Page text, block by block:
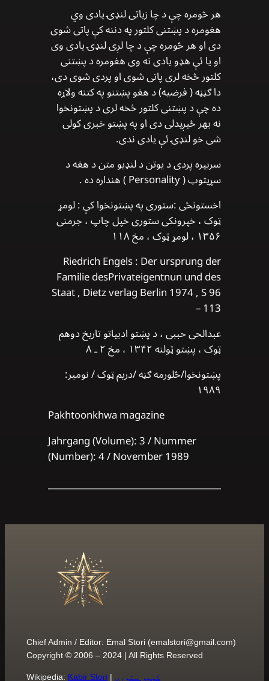
هر څومره چې د چا زیاتی لنډۍ یادی وي
هغومره د پښتنی کلتور په دننه کې پاتی شوی
دی او هر څومره چې د چا لږی لنډۍ یادی وی
او یا ئې هډو یادی نه وی هغومره د پښتنی
کلتور څخه لری پاتی شوی او پردی شوی دی،
دا ګڼڼه ( فرضیه) د هغو پښتنو په کتنه ولاړه
ده چې د پښتنی کلتور څخه لری د پښتونخوا
نه بهر ځیږیدلی دی او په پښتو خبری کولی
شی خو لنډۍ ئې یادی ندی.
سربیره پردی د یوتن د لنډیو متن د هغه د
سړیتوب ( Personality ) هنداره ده .
اخستونځی :ستوری په پښتونخوا کې : لومړ
ټوک ، خپرونکی ستوری خپل چاپ ، جرمنی
۱۳۵۶ ، لومړ ټوک ، مخ ۱۱۸
Riedrich Engels : Der ursprung der
Familie desPrivateigentnun und des
Staat , Dietz verlag Berlin 1974 , S 96
– 113
عبدالحی حببی ، د پښتو ادبیاتو تاریخ دوهم
ټوک ، پښتو ټولنه ۱۳۴۲ ، مخ ۲ ـ ۸
پښتونخوا/څلورمه ګڼه /دريم ټوک / نومبر:
۱۹۸۹
Pakhtoonkhwa magazine
Jahrgang (Volume): 3 / Nummer
(Number): 4 / November 1989
Chief Admin / Editor: Emal Stori (emalstori@gmail.com)
Copyright © 2006 – 2024 | All Rights Reserved
Wikipedia: Kabir Stori| کبیر ستوری